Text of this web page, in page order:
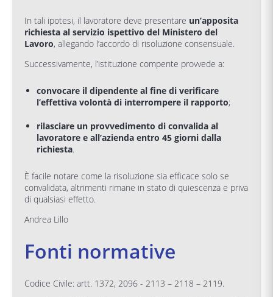
In tali ipotesi, il lavoratore deve presentare un’apposita
richiesta al servizio ispettivo del Ministero del
Lavoro, allegando l’accordo di risoluzione consensuale.
Successivamente, l’istituzione compente provvede a:
convocare il dipendente al fine di verificare
l’effettiva volontà di interrompere il rapporto;
rilasciare un provvedimento di convalida al
lavoratore e all’azienda entro 45 giorni dalla
richiesta.
È facile notare come la risoluzione sia efficace solo se
convalidata, altrimenti rimane in stato di quiescenza e priva
di qualsiasi effetto.
Andrea Lillo
Fonti normative
Codice Civile: artt. 1372, 2096 - 2113 – 2118 – 2119.